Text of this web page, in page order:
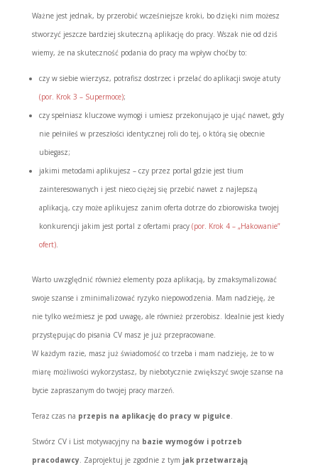
Ważne jest jednak, by przerobić wcześniejsze kroki, bo dzięki nim możesz
stworzyć jeszcze bardziej skuteczną aplikację do pracy. Wszak nie od dziś
wiemy, że na skuteczność podania do pracy ma wpływ choćby to:
czy w siebie wierzysz, potrafisz dostrzec i przelać do aplikacji swoje atuty
(por. Krok 3 – Supermoce);
czy spełniasz kluczowe wymogi i umiesz przekonująco je ująć nawet, gdy
nie pełniłeś w przeszłości identycznej roli do tej, o którą się obecnie
ubiegasz;
jakimi metodami aplikujesz – czy przez portal gdzie jest tłum
zainteresowanych i jest nieco ciężej się przebić nawet z najlepszą
aplikacją, czy może aplikujesz zanim oferta dotrze do zbiorowiska twojej
konkurencji jakim jest portal z ofertami pracy (por. Krok 4 – „Hakowanie”
ofert).
Warto uwzględnić również elementy poza aplikacją, by zmaksymalizować
swoje szanse i zminimalizować ryzyko niepowodzenia. Mam nadzieję, że
nie tylko weźmiesz je pod uwagę, ale również przerobisz. Idealnie jest kiedy
przystępując do pisania CV masz je już przepracowane.
W każdym razie, masz już świadomość co trzeba i mam nadzieję, że to w
miarę możliwości wykorzystasz, by niebotycznie zwiększyć swoje szanse na
bycie zapraszanym do twojej pracy marzeń.
Teraz czas na przepis na aplikację do pracy w pigułce
Stwórz CV i List motywacyjny na bazie wymogów i potrzeb
pracodawcy. Zaprojektuj je zgodnie z tym jak przetwarzają